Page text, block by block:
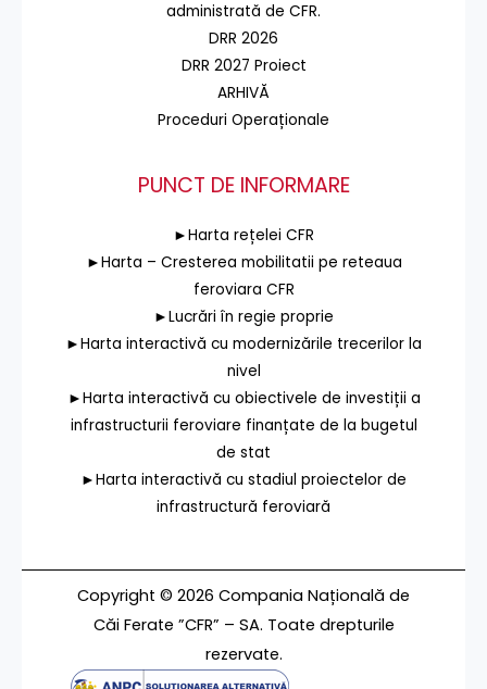
administrată de CFR.
DRR 2026
DRR 2027 Proiect
ARHIVĂ
Proceduri Operaționale
PUNCT DE INFORMARE
►Harta rețelei CFR
►Harta – Cresterea mobilitatii pe reteaua
feroviara CFR
►Lucrări în regie proprie
►Harta interactivă cu modernizările trecerilor la
nivel
►Harta interactivă cu obiectivele de investiții a
infrastructurii feroviare finanțate de la bugetul
de stat
►Harta interactivă cu stadiul proiectelor de
infrastructură feroviară
Copyright © 2026 Compania Națională de
Căi Ferate ”CFR” – SA. Toate drepturile
rezervate.